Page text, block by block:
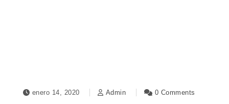
enero 14, 2020 Admin 0 Comments